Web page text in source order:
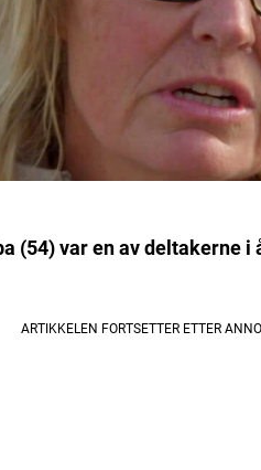
(54) var en av deltakerne